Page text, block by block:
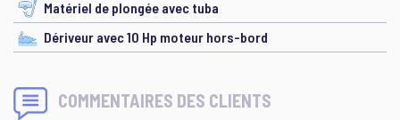
Matériel de plongée avec tuba
Dériveur avec 10 Hp moteur hors-bord
COMMENTAIRES DES CLIENTS